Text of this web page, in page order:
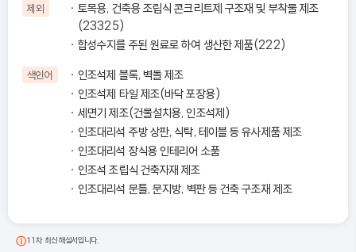
제외
토목용, 건축용 조립식 콘크리트제 구조재 및 부착물 제조
(23325)
합성수지를 주된 원료로 하여 생산한 제품(222)
색인어
인조석제 블록, 벽돌 제조
인조석제 타일 제조(바닥 포장용)
세면기 제조(건물설치용, 인조석제)
인조대리석 주방 상판, 식탁, 테이블 등 유사제품 제조
인조대리석 장식용 인테리어 소품
인조석 조립식 건축자재 제조
인조대리석 문틀, 문지방, 벽판 등 건축 구조재 제조
11차 최신 해설서입니다.